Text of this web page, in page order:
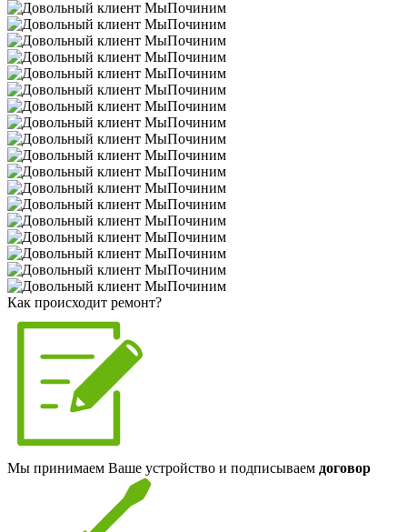
Как происходит ремонт?
Мы принимаем Ваше устройство и подписываем договор